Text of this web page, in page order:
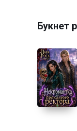
Букнет